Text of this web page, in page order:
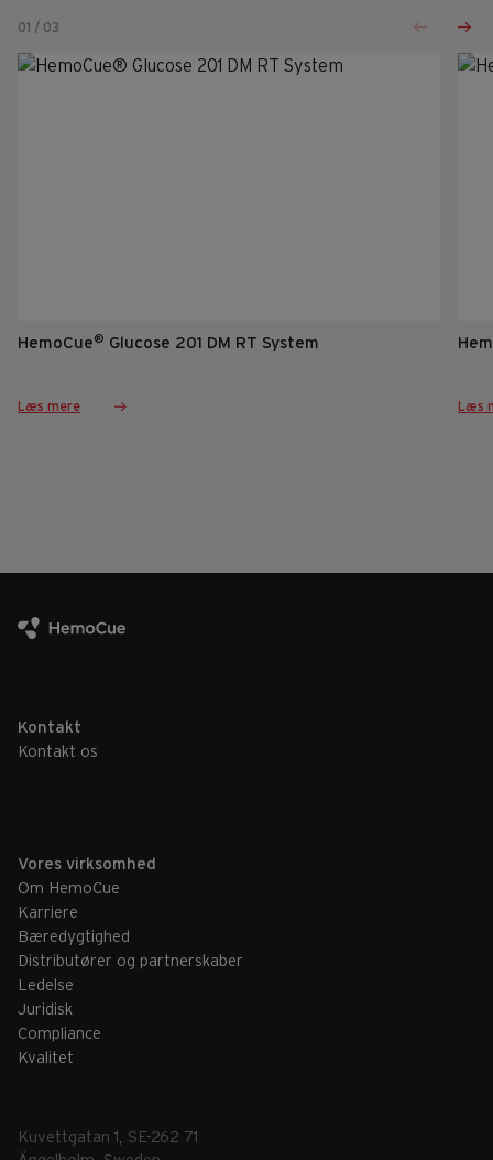
01 / 03
HemoCue® Glucose 201 DM RT System
Læs mere Læs
Kontakt
Kontakt os
Vores virksomhed
Om HemoCue
Karriere
Bæredygtighed
Distributører og partnerskaber
Ledelse
Juridisk
Compliance
Kvalitet
Kuvettgatan 1, SE-262 71